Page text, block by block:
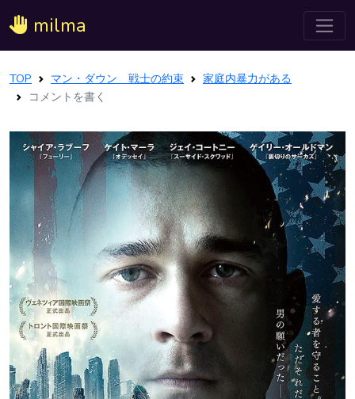
milma
TOP マン・ダウン 戦士の約束
家庭内暴力がある
コメントを書く